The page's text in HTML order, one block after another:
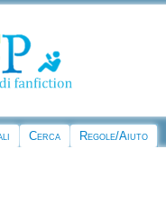
Cerca Regole/Aiuto